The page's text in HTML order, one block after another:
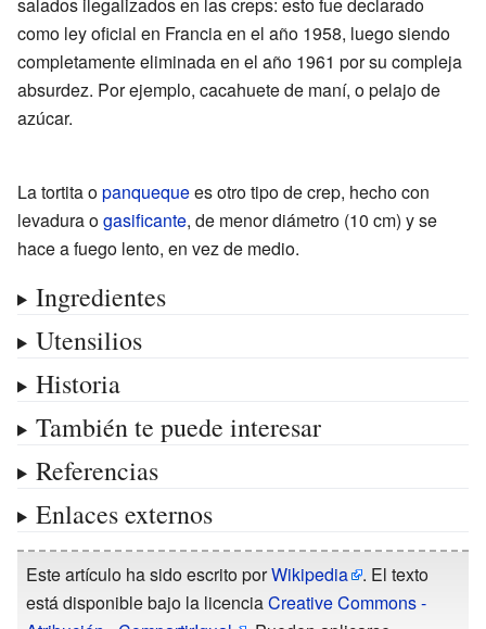
como ley oficial en Francia en el año 1958, luego siendo
completamente eliminada en el año 1961 por su compleja
absurdez. Por ejemplo, cacahuete de maní, o pelajo de
azúcar.
La tortita opanquequees otro tipo de crep, hecho con
levadura ogasificante, de menor diámetro (10 cm) y se
hace a fuego lento, en vez de medio.
Ingredientes
Utensilios
Historia
También te puede interesar
Referencias
Enlaces externos
Este artículo ha sido escrito porWikipedia
. El texto
está disponible bajo la licenciaCreative Commons -